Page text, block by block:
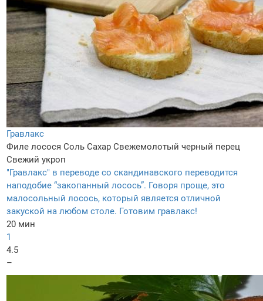
Гравлакс
Филе лосося Соль Сахар Свежемолотый черный перец
Свежий укроп
"Гравлакс" в переводе со скандинавского переводится
наподобие “закопанный лосось”. Говоря проще, это
малосольный лосось, который является отличной
закуской на любом столе. Готовим гравлакс!
20 мин
1
4.5
–